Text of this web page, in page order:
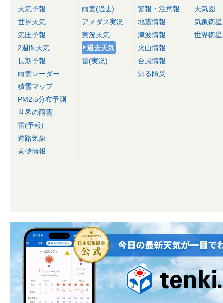
天気予報
世界天気
気圧予報
2週間天気
長期予報
雨雲レーダー
積雪マップ
PM2.5分布予測
世界の雨雲
雷(予報)
道路気象
黄砂情報
雨雲(過去)
アメダス実況
実況天気
過去天気
雷(実況)
警報・注意報
地震情報
津波情報
火山情報
台風情報
知る防災
天気図
気象衛星
世界衛星